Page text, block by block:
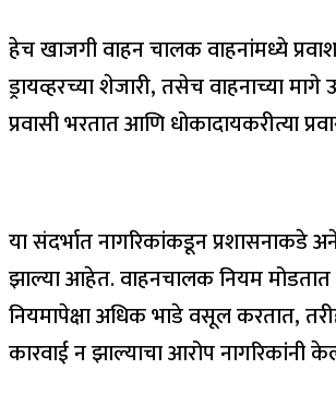
हेच खाजगी वाहन चालक वाहनांमध्ये
ड्रायव्हरच्या शेजारी, तसेच वाहनाच्या
प्रवासी भरतात आणि धोकादायकरीत्या
या संदर्भात नागरिकांकडून प्रशासनाकडे
झाल्या आहेत. वाहनचालक नियम
नियमापेक्षा अधिक भाडे वसूल करतात,
कारवाई न झाल्याचा आरोप नागरिकांनी